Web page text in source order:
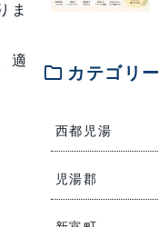
ま
適 folder カテゴリー
西都児湯
児湯郡